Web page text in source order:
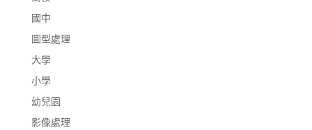
國中
圖型處理
大學
小學
幼兒園
影像處理